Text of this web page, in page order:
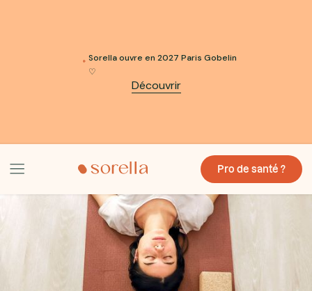
Sorella ouvre en 2027 Paris Gobelin
♡
Découvrir
Pro de santé ?